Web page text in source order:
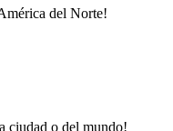
del Norte!
ciudad o del mundo!